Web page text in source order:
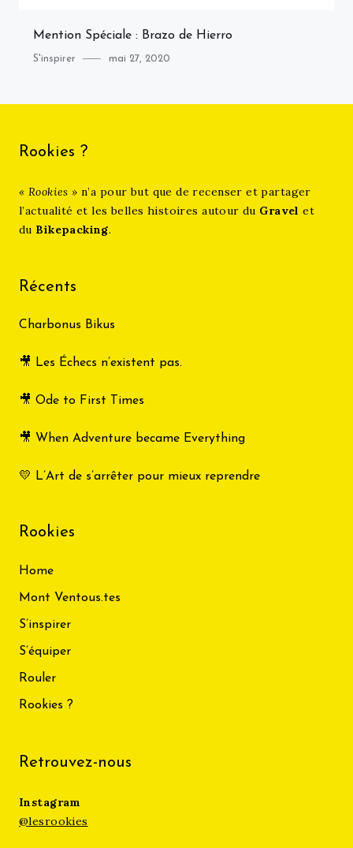
Mention Spéciale : Brazo de Hierro
Category
S'inspirer
Posted
mai 27, 2020
Rookies ?
« Rookies »n’a pour but que de recenser et partager
l’actualité et les belles histoires autour du Gravel et
du Bikepacking.
Récents
Charbonus Bikus
🎥 Les Échecs n’existent pas.
🎥 Ode to First Times
🎥 When Adventure became Everything
💛 L’Art de s’arrêter pour mieux reprendre
Rookies
Home
Mont Ventous.tes
S’inspirer
S’équiper
Rouler
Rookies ?
Retrouvez-nous
Instagram
@lesrookies